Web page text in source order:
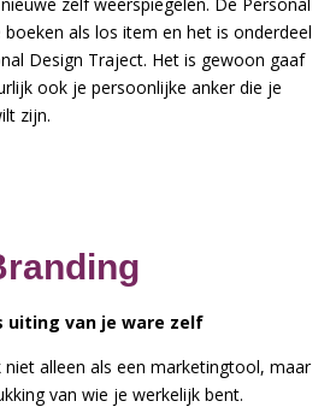
als los item en het is onderdeel
Design Traject. Het is gewoon gaaf
ook je persoonlijke anker die je
zijn.
uiting van je ware zelf
niet alleen als een marketingtool, maar
van wie je werkelijk bent.